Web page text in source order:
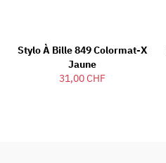
Stylo À Bille 849 Colormat-X
Jaune
31,00 CHF